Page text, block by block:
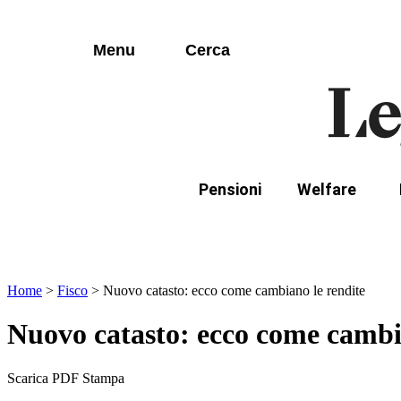
Menu Cerca
Lorem ipsum dolor sit amet consectetur
Pensioni Welfare
Lorem ipsum dolor sit amet consectetur
Home > Fisco > Nuovo catasto: ecco come cambiano le rendite
Nuovo catasto: ecco come
Scarica PDF Stampa